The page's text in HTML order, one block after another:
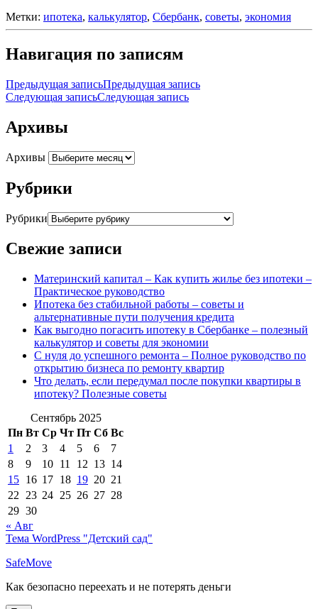
Метки: ипотека, калькулятор, Сбербанк, советы, экономия
Навигация по записям
Предыдущая записьПредыдущая запись
Следующая записьСледующая запись
Архивы
Архивы
Рубрики
Рубрики
Свежие записи
Материнский капитал – Как купить жилье без ипотеки –
Практическое руководство
Ипотека без стабильной работы – советы и
альтернативные пути получения кредита
Как выгодно погасить ипотеку в Сбербанке – полезный
калькулятор и советы для экономии
С нуля до успешного ремонта – Полное руководство по
открытию бизнеса по ремонту квартир
Что делать, если передумал после покупки квартиры в
ипотеку? Полезные советы
Сентябрь 2025
Пн Вт Ср Чт Пт Сб Вс
1
2 3 4 5 6
7
8
9 10 11 12 13 14
15 16 17 18 19 20 21
22
23 24 25 26 27 28
29 30
« Авг
Тема WordPress "Детский сад"
SafeMove
Как безопасно переехать и не потерять деньги